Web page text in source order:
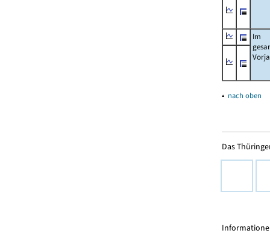
Im
▴ nach oben
Das